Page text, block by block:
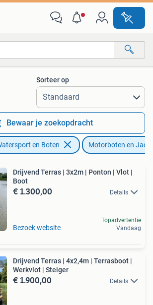
Alle afstanden…
Sorteer op
Bewaar je zoekopdracht
en Boten Motorboten en
Drijvend Terras | 3x2m | Ponton | Vlot |
Boot
€ 1.300,00 Details
Bezoek website
Topadvertentie
Vandaag
Drijvend Terras | 4x2,4m | Terrasboot |
Werkvlot | Steiger
€ 1.900,00 Details